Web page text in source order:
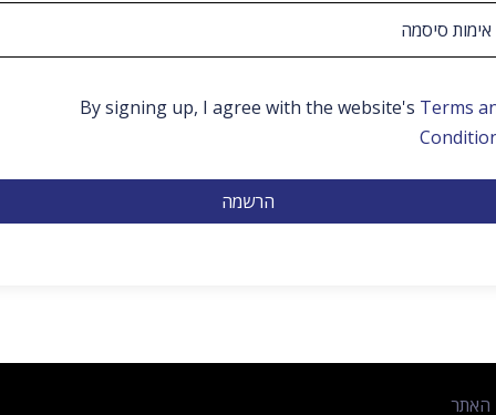
By signing up, I agree with the website's Terms
הרשמה
האתר